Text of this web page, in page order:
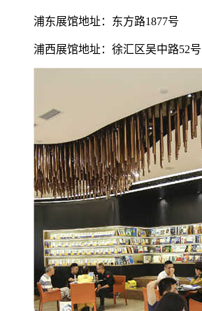
浦东展馆地址：东方路1877号
浦西展馆地址：徐汇区吴中路52号